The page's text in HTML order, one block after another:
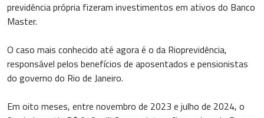
previdência própria fizeram investimentos em ativos do Banco
Master.
O caso mais conhecido até agora é o da Rioprevidência,
responsável pelos benefícios de aposentados e pensionistas
do governo do Rio de Janeiro.
Em oito meses, entre novembro de 2023 e julho de 2024, o